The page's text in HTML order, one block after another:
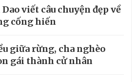
Dao viết câu chuyện đẹp về
cống hiến
giữa rừng, cha nghèo
gái thành cử nhân